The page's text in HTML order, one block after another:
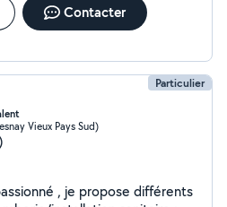
Contacter
Particulier
Vieux Pays Sud)
, je propose différents